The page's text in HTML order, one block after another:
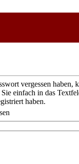
vergessen haben,
einfach in das
haben.